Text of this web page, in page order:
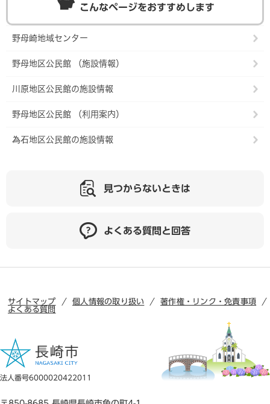
こんなページをおすすめします
野母崎地域センター
野母地区公民館 （施設情報）
川原地区公民館の施設情報
野母地区公民館 （利用案内）
為石地区公民館の施設情報
見つからないときは
よくある質問と回答
サイトマップ 個人情報の取り扱い
著作権・リンク・免責事項
よくある質問
法人番号6000020422011